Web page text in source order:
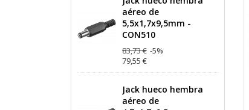
aéreo de
5,5x1,7x9,5mm -
CON510
83,73 € -5%
79,55 €
Jack hueco hembra
aéreo de